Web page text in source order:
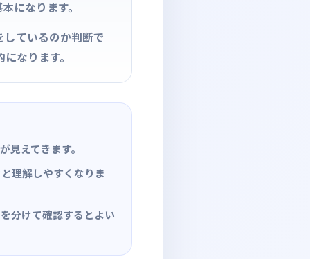
になります。
ているのか判断で
なります。
見えてきます。
理解しやすくなりま
分けて確認するとよい